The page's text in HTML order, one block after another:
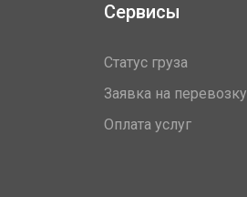
Сервисы
Статус груза
Заявка на перевозку
Оплата услуг